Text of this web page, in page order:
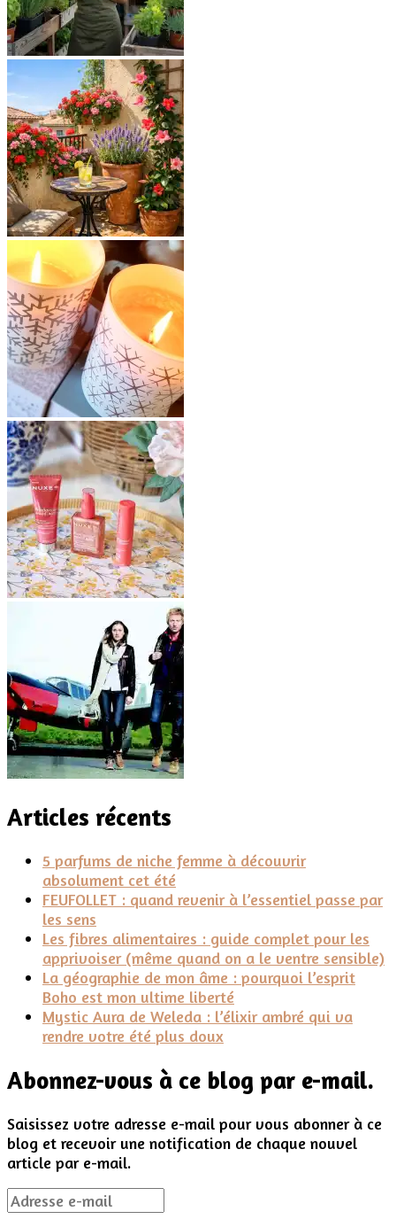
Articles récents
5 parfums de niche femme à découvrir
absolument cet été
FEUFOLLET : quand revenir à l’essentiel passe par
les sens
Les fibres alimentaires : guide complet pour les
apprivoiser (même quand on a le ventre sensible)
La géographie de mon âme : pourquoi l’esprit
Boho est mon ultime liberté
Mystic Aura de Weleda : l’élixir ambré qui va
rendre votre été plus doux
Abonnez-vous à ce blog par e-mail.
Saisissez votre adresse e-mail pour vous abonner à ce
blog et recevoir une notification de chaque nouvel
article par e-mail.
Adresse
e-